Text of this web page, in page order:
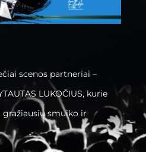
scenos partneriai –
LUKOČIUS, kurie
gražiausių smuiko ir